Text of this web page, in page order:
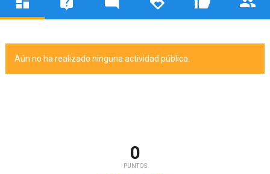
Aún no ha realizado ninguna actividad pública.
0
PUNTOS